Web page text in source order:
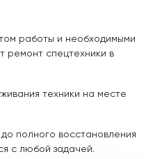
работы и необходимыми
ремонт спецтехники в
техники на месте
полного восстановления
с любой задачей.